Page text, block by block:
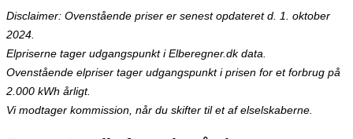
Disclaimer: Ovenstående priser er senest opdateret d. 1. oktober
2024.
Elpriserne tager udgangspunkt i Elberegner.dk data.
Ovenstående elpriser tager udgangspunkt i prisen for et forbrug på
2.000 kWh årligt.
Vi modtager kommission, når du skifter til et af elselskaberne.